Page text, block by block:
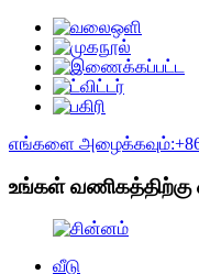
எங்களை அழைக்கவும்:+86-
உங்கள்
வீடு